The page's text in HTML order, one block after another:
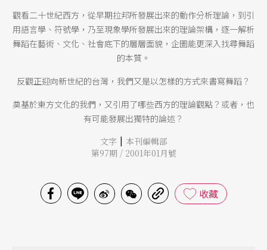
觀看二十世紀西方，從早期拉邦所發展出來的動作分析理論，到引
用語言學、符號學，乃至現象學所發展出來的理論架構，逐一解析
舞蹈在藝術、文化、社會底下的層層面貌，企圖能更深入找尋舞蹈
的本質。
反觀正迎向新世紀的台灣，我們又是以怎樣的方式來書寫舞蹈？
奠基於東方文化的我們，又引用了哪些西方的理論觀點？或者，也
有可能發展出獨特的論述？
文字 | 本刊編輯部
第97期 / 2001年01月號
收藏